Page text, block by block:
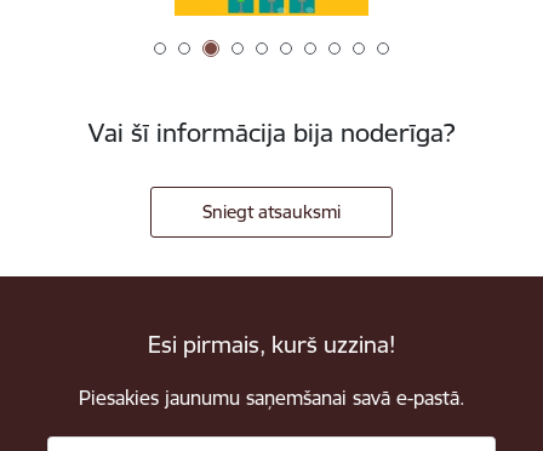
Vai šī informācija bija noderīga?
Sniegt atsauksmi
Esi pirmais, kurš uzzina!
Piesakies jaunumu saņemšanai savā e-pastā.